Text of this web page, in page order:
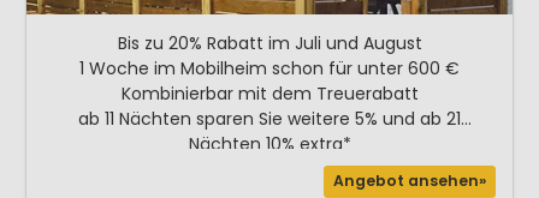
Bis zu 20% Rabatt im Juli und August
1 Woche im Mobilheim schon für unter 600 €
Kombinierbar mit dem Treuerabatt
ab 11 Nächten sparen Sie weitere 5% und ab 21
Nächten 10% extra*
Angebot ansehen»